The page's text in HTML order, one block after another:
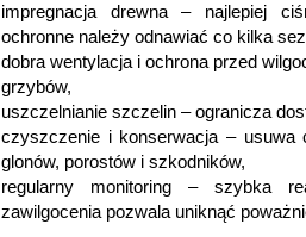
impregnacja drewna– najlepiej
ochronne należy odnawiać co kilka
dobra wentylacja i ochrona przed
grzybów,
uszczelnianie szczelin – ogranicza
czyszczenie i konserwacja – usuwa
glonów, porostów i szkodników,
regularny monitoring– szybka
zawilgocenia pozwala uniknąć